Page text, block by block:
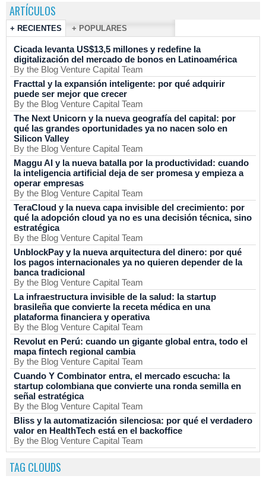
ARTÍCULOS
+ RECIENTES + POPULARES
Cicada levanta US$13,5 millones y redefine la
digitalización del mercado de bonos en Latinoamérica
By the Blog Venture Capital Team
Fracttal y la expansión inteligente: por qué adquirir
puede ser mejor que crecer
By the Blog Venture Capital Team
The Next Unicorn y la nueva geografía del capital: por
qué las grandes oportunidades ya no nacen solo en
Silicon Valley
By the Blog Venture Capital Team
Maggu AI y la nueva batalla por la productividad: cuando
la inteligencia artificial deja de ser promesa y empieza a
operar empresas
By the Blog Venture Capital Team
TeraCloud y la nueva capa invisible del crecimiento: por
qué la adopción cloud ya no es una decisión técnica, sino
estratégica
By the Blog Venture Capital Team
UnblockPay y la nueva arquitectura del dinero: por qué
los pagos internacionales ya no quieren depender de la
banca tradicional
By the Blog Venture Capital Team
La infraestructura invisible de la salud: la startup
brasileña que convierte la receta médica en una
plataforma financiera y operativa
By the Blog Venture Capital Team
Revolut en Perú: cuando un gigante global entra, todo el
mapa fintech regional cambia
By the Blog Venture Capital Team
Cuando Y Combinator entra, el mercado escucha: la
startup colombiana que convierte una ronda semilla en
señal estratégica
By the Blog Venture Capital Team
Bliss y la automatización silenciosa: por qué el verdadero
valor en HealthTech está en el backoffice
By the Blog Venture Capital Team
TAG CLOUDS